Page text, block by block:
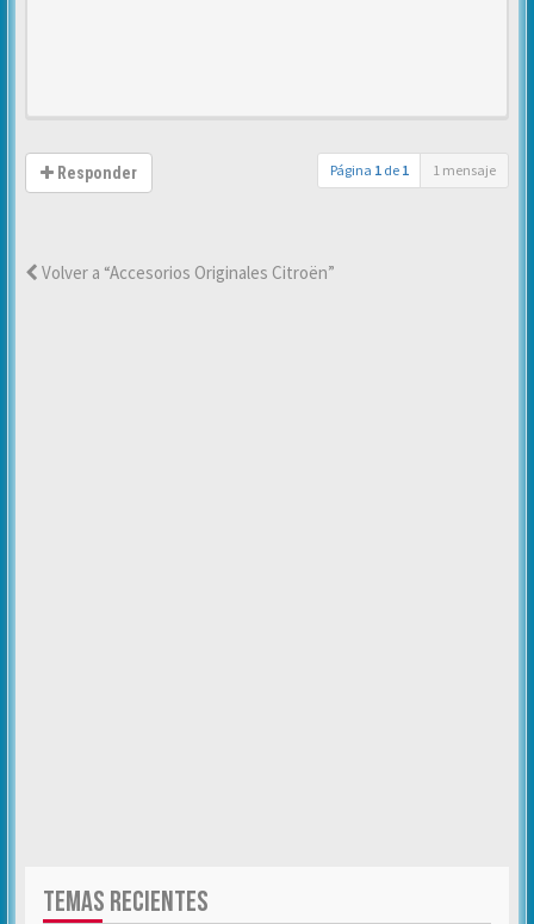
Responder Página 1 de 1 1 mensaje
Volver a “Accesorios Originales Citroën”
TEMAS RECIENTES